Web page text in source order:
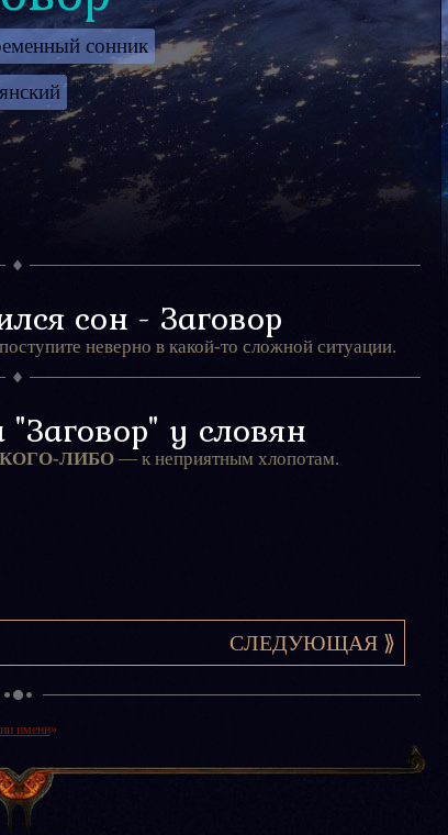
сонник
сон - Заговор
неверно в какой-то сложной ситуации.
у словян
ЛИБО— к неприятным хлопотам.
СЛЕДУЮЩАЯ ⟫
именн»